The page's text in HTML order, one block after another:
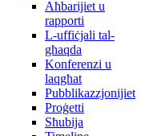
Aħbarijiet u
rapporti
L-uffiċjali tal-
għaqda
Konferenzi u
laqgħat
Pubblikazzjonijiet
Proġetti
Sħubija